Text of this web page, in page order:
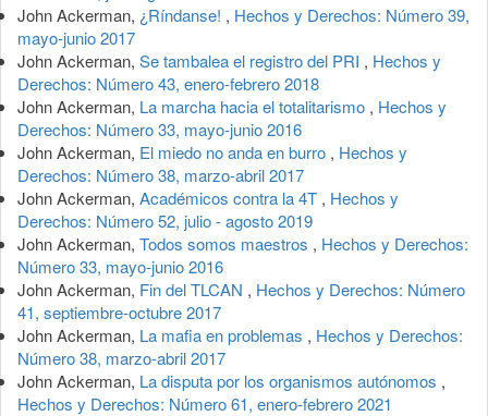
John Ackerman, ¿Ríndanse! , Hechos y Derechos: Número 39,
mayo-junio 2017
John Ackerman, Se tambalea el registro del PRI , Hechos y
Derechos: Número 43, enero-febrero 2018
John Ackerman, La marcha hacia el totalitarismo , Hechos y
Derechos: Número 33, mayo-junio 2016
John Ackerman, El miedo no anda en burro , Hechos y
Derechos: Número 38, marzo-abril 2017
John Ackerman, Académicos contra la 4T , Hechos y
Derechos: Número 52, julio - agosto 2019
John Ackerman, Todos somos maestros , Hechos y Derechos:
Número 33, mayo-junio 2016
John Ackerman, Fin del TLCAN , Hechos y Derechos: Número
41, septiembre-octubre 2017
John Ackerman, La mafia en problemas , Hechos y Derechos:
Número 38, marzo-abril 2017
John Ackerman, La disputa por los organismos autónomos ,
Hechos y Derechos: Número 61, enero-febrero 2021